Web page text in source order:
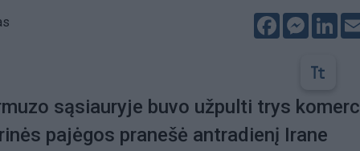
Facebook
sąsiauryje buvo užpulti trys
pajėgos pranešė antradienį Irane